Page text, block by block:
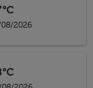
08/2026